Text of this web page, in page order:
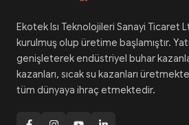
Ekotek Isı Teknolojileri Sanayi Ticaret
kurulmuş olup üretime başlamıştır.
genişleterek endüstriyel buhar
kazanları, sıcak su kazanları
tüm dünyaya ihraç etmektedir.